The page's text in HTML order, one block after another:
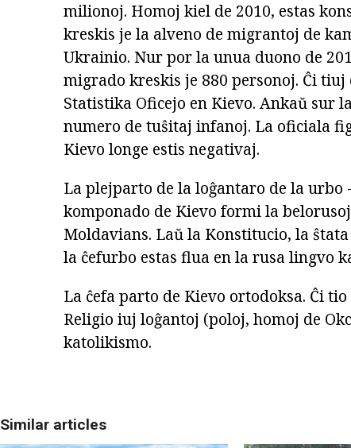
milionoj. Homoj kiel de 2010, estas
kreskis je la alveno de migrantoj de
Ukrainio. Nur por la unua duono de
migrado kreskis je 880 personoj. Ĉi
Statistika Oficejo en Kievo. Ankaŭ sur
numero de tuŝitaj infanoj. La oficiala
Kievo longe estis negativaj.
La plejparto de la loĝantaro de la urbo
komponado de Kievo formi la
Moldavians. Laŭ la Konstitucio, la
la ĉefurbo estas flua en la rusa lingvo
La ĉefa parto de Kievo ortodoksa. Ĉi
Religio iuj loĝantoj (poloj, homoj de
katolikismo.
Similar articles